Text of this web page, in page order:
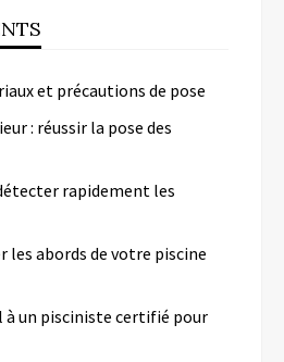
et précautions de pose
: réussir la pose des
rapidement les
les abords de votre piscine
à un pisciniste certifié pour